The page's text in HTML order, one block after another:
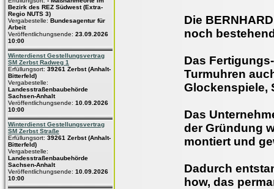
Bezirk des REZ Südwest (Extra-
Regio NUTS 3)
Vergabestelle: Bundesagentur für
Arbeit
Veröffentlichungsende: 23.09.2026
10:00
Winterdienst Gestellungsvertrag
SM Zerbst Radweg 1
Erfüllungsort: 39261 Zerbst (Anhalt-
Bitterfeld)
Vergabestelle:
Landesstraßenbaubehörde
Sachsen-Anhalt
Veröffentlichungsende: 10.09.2026
10:00
Winterdienst Gestellungsvertrag
SM Zerbst Straße
Erfüllungsort: 39261 Zerbst (Anhalt-
Bitterfeld)
Vergabestelle:
Landesstraßenbaubehörde
Sachsen-Anhalt
Veröffentlichungsende: 10.09.2026
10:00
Die
noch
Das
Turmuhren
Glockenspiele,
Das
der Gründung
montiert und
Dadurch
how, das